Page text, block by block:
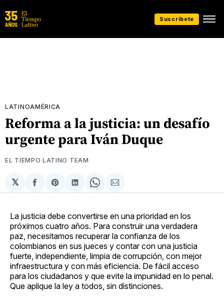
Suscríbete
LATINOAMÉRICA
Reforma a la justicia: un desafío
urgente para Iván Duque
EL TIEMPO LATINO TEAM
𝕏
Compartir
en
Share
on
Compartir
en
Share
on
Compartir
via
La justicia debe convertirse en una prioridad en los
próximos cuatro años. Para construir una verdadera
paz, necesitamos recuperar la confianza de los
colombianos en sus jueces y contar con una justicia
fuerte, independiente, limpia de corrupción, con mejor
infraestructura y con más eficiencia. De fácil acceso
para los ciudadanos y que evite la impunidad en lo penal.
Que aplique la ley a todos, sin distinciones.